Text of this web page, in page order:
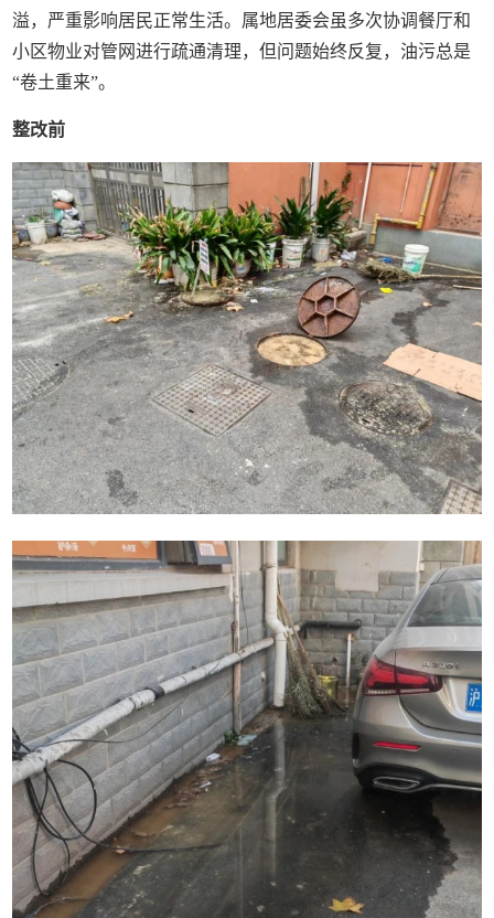
溢，严重影响居民正常生活。属地居委会虽多次协调餐厅和
小区物业对管网进行疏通清理，但问题始终反复，油污总是
“卷土重来”。
整改前